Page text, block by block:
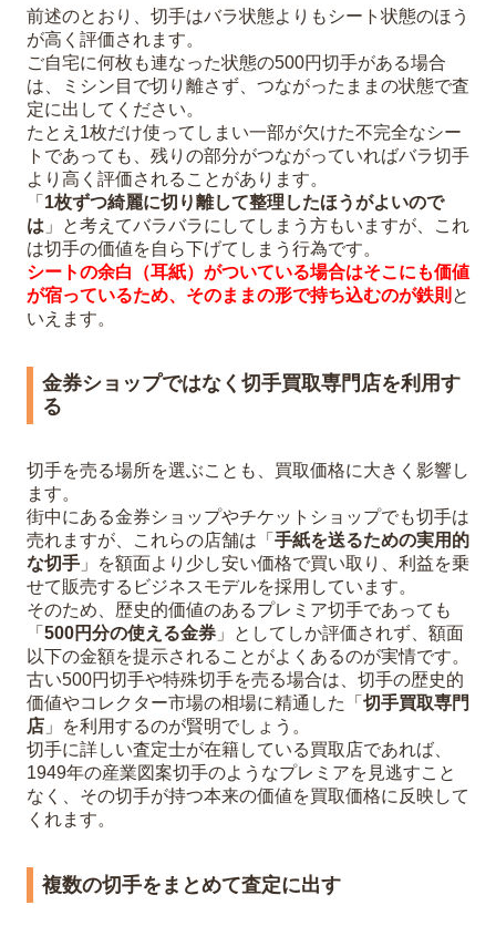
前述のとおり、切手はバラ状態よりもシート状態のほう
が高く評価されます。
ご自宅に何枚も連なった状態の500円切手がある場合
は、ミシン目で切り離さず、つながったままの状態で査
定に出してください。
たとえ1枚だけ使ってしまい一部が欠けた不完全なシー
トであっても、残りの部分がつながっていればバラ切手
より高く評価されることがあります。
「 1枚ずつ綺麗に切り離して整理したほうがよいので
は 」と考えてバラバラにしてしまう方もいますが、これ
は切手の価値を自ら下げてしまう行為です。
シートの余白（耳紙）がついている場合はそこにも価値
が宿っているため、そのままの形で持ち込むのが鉄則 と
いえます。
金券ショップではなく切手買取専門店を利用す
る
切手を売る場所を選ぶことも、買取価格に大きく影響し
ます。
街中にある金券ショップやチケットショップでも切手は
売れますが、これらの店舗は「 手紙を送るための実用的
な切手 」を額面より少し安い価格で買い取り、利益を乗
せて販売するビジネスモデルを採用しています。
そのため、歴史的価値のあるプレミア切手であっても
「 500円分の使える金券 」としてしか評価されず、額面
以下の金額を提示されることがよくあるのが実情です。
古い500円切手や特殊切手を売る場合は、切手の歴史的
価値やコレクター市場の相場に精通した「 切手買取専門
店 」を利用するのが賢明でしょう。
切手に詳しい査定士が在籍している買取店であれば、
1949年の産業図案切手のようなプレミアを見逃すこと
なく、その切手が持つ本来の価値を買取価格に反映して
くれます。
複数の切手をまとめて査定に出す